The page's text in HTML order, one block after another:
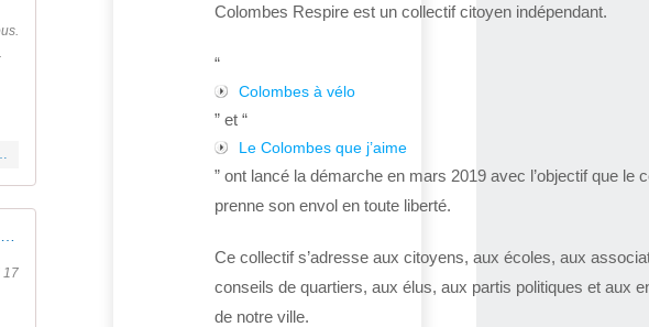
culturels-ou-pas-pendant-le-confinement-n148471.html
17
Colombes Respire est un collectif citoyen indépendant.
“
Colombes à vélo
” et “
Le Colombes que j’aime
” ont lancé la démarche en mars 2019 avec l’objectif que le
prenne son envol en toute liberté.
Ce collectif s’adresse aux citoyens, aux écoles, aux
conseils de quartiers, aux élus, aux partis politiques et aux
de notre ville.